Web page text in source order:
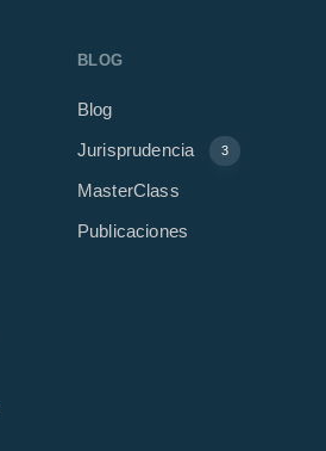
BLOG
Blog
Jurisprudencia
3
MasterClass
Publicaciones